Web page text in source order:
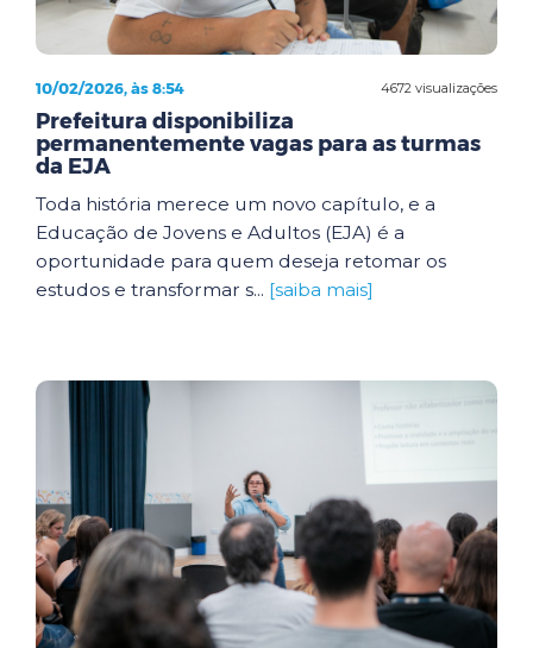
4672 visualizações
10/02/2026, às 8:54
Prefeitura disponibiliza
permanentemente vagas para as turmas
da EJA
Toda história merece um novo capítulo, e a
Educação de Jovens e Adultos (EJA) é a
oportunidade para quem deseja retomar os
estudos e transformar s... [saiba mais]